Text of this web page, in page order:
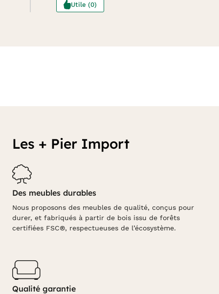
Utile (0)
Les + Pier Import
Des meubles durables
Nous proposons des meubles de qualité, conçus pour
durer, et fabriqués à partir de bois issu de forêts
certifiées FSC®, respectueuses de l’écosystème.
Qualité garantie